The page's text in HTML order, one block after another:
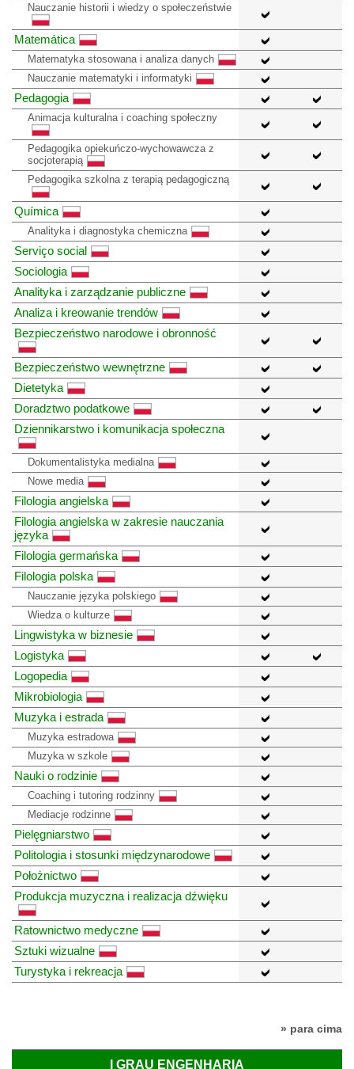
Nauczanie historii i wiedzy o społeczeństwie
Matemática
Matematyka stosowana i analiza danych
Nauczanie matematyki i informatyki
Pedagogia
Animacja kulturalna i coaching społeczny
Pedagogika opiekuńczo-wychowawcza z
socjoterapią
Pedagogika szkolna z terapią pedagogiczną
Química
Analityka i diagnostyka chemiczna
Serviço social
Sociologia
Analityka i zarządzanie publiczne
Analiza i kreowanie trendów
Bezpieczeństwo narodowe i obronność
Bezpieczeństwo wewnętrzne
Dietetyka
Doradztwo podatkowe
Dziennikarstwo i komunikacja społeczna
Dokumentalistyka medialna
Nowe media
Filologia angielska
Filologia angielska w zakresie nauczania
języka
Filologia germańska
Filologia polska
Nauczanie języka polskiego
Wiedza o kulturze
Lingwistyka w biznesie
Logistyka
Logopedia
Mikrobiologia
Muzyka i estrada
Muzyka estradowa
Muzyka w szkole
Nauki o rodzinie
Coaching i tutoring rodzinny
Mediacje rodzinne
Pielęgniarstwo
Politologia i stosunki międzynarodowe
Położnictwo
Produkcja muzyczna i realizacja dźwięku
Ratownictwo medyczne
Sztuki wizualne
Turystyka i rekreacja
» para cima
I GRAU ENGENHARIA